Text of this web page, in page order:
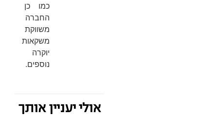
כמו כן
החברה
משווקת
משקאות
יוקרה
נוספים.
אולי יעניין אותך